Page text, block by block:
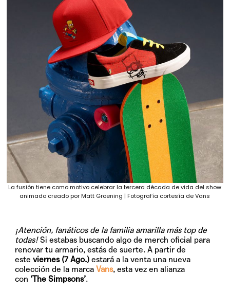
La fusión tiene como motivo celebrar la tercera década de vida del show
animado creado por Matt Groening | Fotografía cortesía de Vans
¡Atención, fanáticos de la familia amarilla más top de
todas!Si estabas buscando algo de merch oficial para
renovar tu armario, estás de suerte. A partir de
este viernes (7 Ago.) estará a la venta una nueva
colección de la marcaVans, esta vez en alianza
con ‘The Simpsons’.